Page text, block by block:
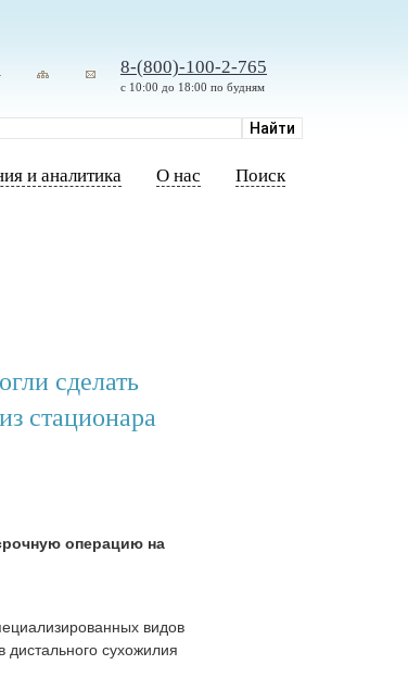
8-(800)-100-2-765
с 10:00 до 18:00 по будням
и аналитика О нас Поиск
сделать
стационара
операцию на
видов
сухожилия